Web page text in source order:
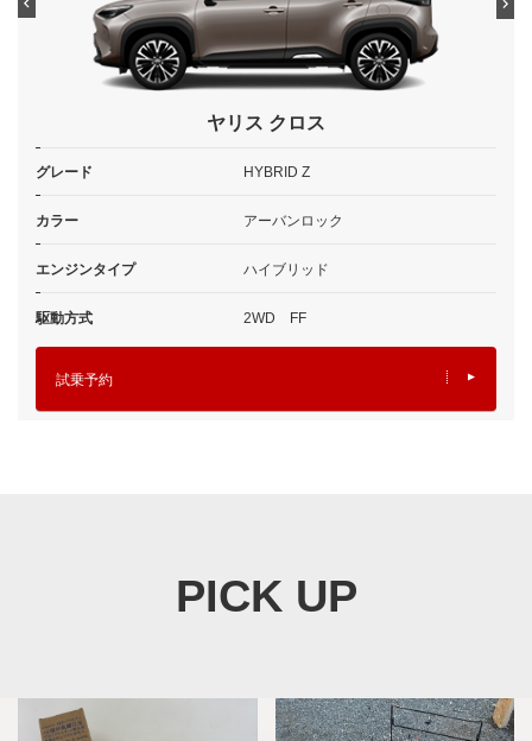
ヤリス クロス
グレード HYBRID Z
カラー アーバンロック
エンジンタイプ ハイブリッド
駆動方式 2WD FF
試乗予約
PICK UP